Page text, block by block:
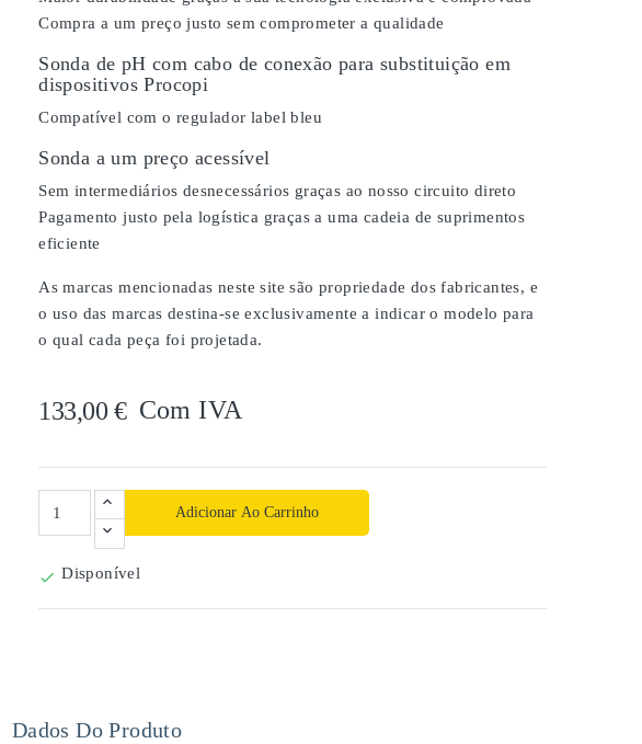
Compra a um preço justo sem comprometer a qualidade
Sonda de pH com cabo de conexão para substituição em
dispositivos Procopi
Compatível com o regulador label bleu
Sonda a um preço acessível
Sem intermediários desnecessários graças ao nosso circuito direto
Pagamento justo pela logística graças a uma cadeia de suprimentos
eficiente
As marcas mencionadas neste site são propriedade dos fabricantes, e
o uso das marcas destina-se exclusivamente a indicar o modelo para
o qual cada peça foi projetada.
133,00 € Com IVA
Adicionar Ao Carrinho
 Disponível
Dados Do Produto